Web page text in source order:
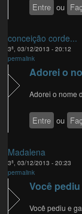
Entre ou
conceição corde...
3ª, 03/12/2013 - 20:12
permalink
Adorei o
Adorei o nome
Entre ou
Madalena
3ª, 03/12/2013 - 20:23
permalink
Você
Você pediu e